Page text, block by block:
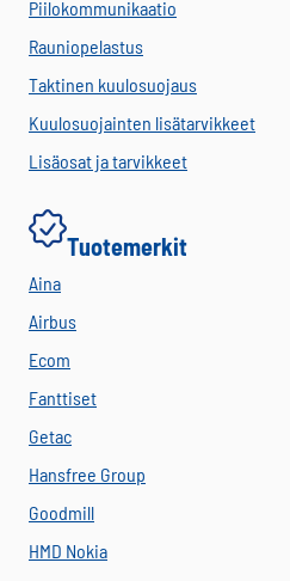
Piilokommunikaatio
Rauniopelastus
Taktinen kuulosuojaus
Kuulosuojainten lisätarvikkeet
Lisäosat ja tarvikkeet
Tuotemerkit
Aina
Airbus
Ecom
Fanttiset
Getac
Hansfree Group
Goodmill
HMD Nokia